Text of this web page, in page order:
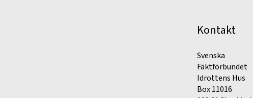
Kontakt
Svenska
Fäktförbundet
Idrottens Hus
Box 11016